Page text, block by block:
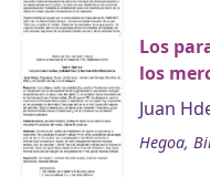
Los
los
Juan
Hegoa,